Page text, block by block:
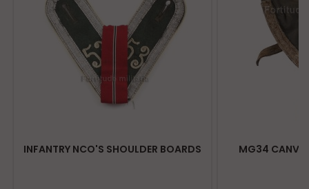
INFANTRY NCO'S SHOULDER BOARDS MG34